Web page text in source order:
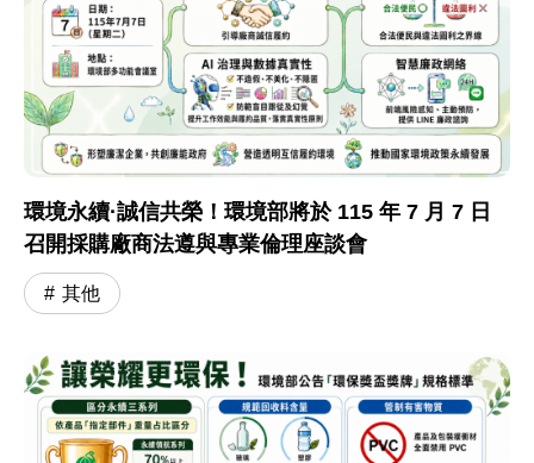
環境永續·誠信共榮！環境部將於 115 年 7 月 7 日
召開採購廠商法遵與專業倫理座談會
其他